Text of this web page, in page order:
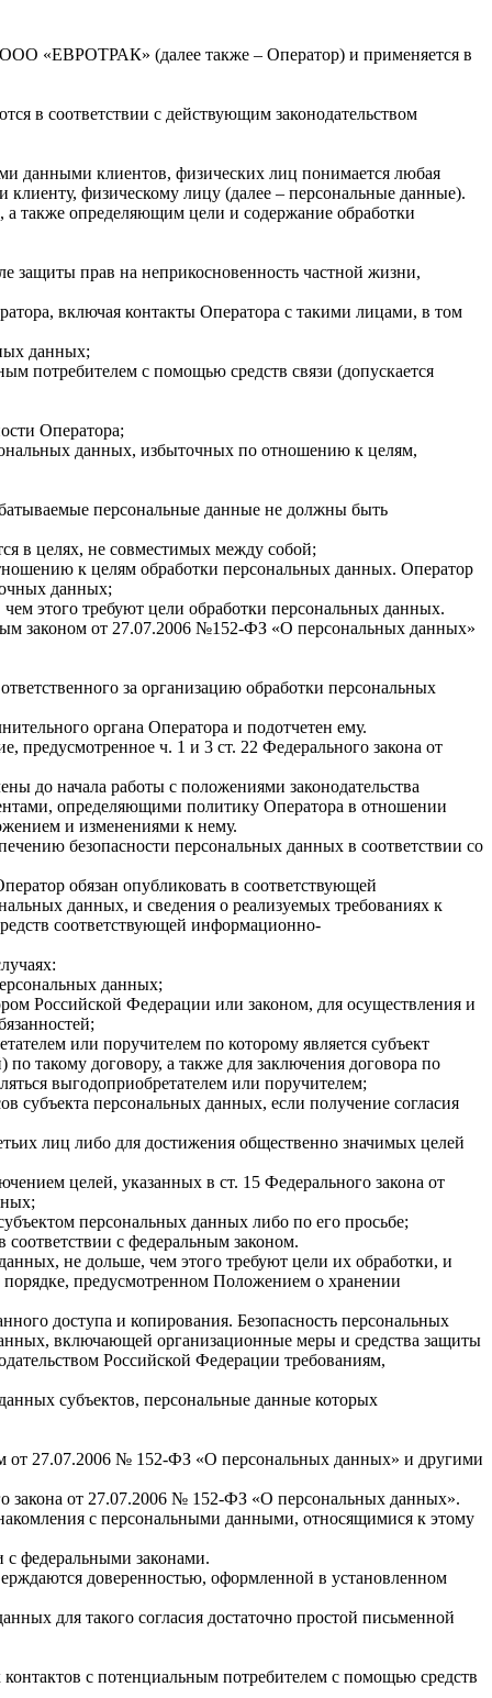
«ЕВРОТРАК» (далее также – Оператор) и применяется в
в соответствии с действующим законодательством
данными клиентов, физических лиц понимается любая
физическому лицу (далее – персональные данные).
определяющим цели и содержание обработки
защиты прав на неприкосновенность частной жизни,
включая контакты Оператора с такими лицами, в том
данных;
потребителем с помощью средств связи (допускается
Оператора;
данных, избыточных по отношению к целям,
персональные данные не должны быть
в целях, не совместимых между собой;
к целям обработки персональных данных. Оператор
данных;
этого требуют цели обработки персональных данных.
законом от 27.07.2006 №152-ФЗ «О персональных данных»
за организацию обработки персональных
органа Оператора и подотчетен ему.
предусмотренное ч. 1 и 3 ст. 22 Федерального закона от
до начала работы с положениями законодательства
определяющими политику Оператора в отношении
и изменениями к нему.
безопасности персональных данных в соответствии со
обязан опубликовать в соответствующей
данных, и сведения о реализуемых требованиях к
соответствующей информационно-
данных;
Российской Федерации или законом, для осуществления и
или поручителем по которому является субъект
такому договору, а также для заключения договора по
выгодоприобретателем или поручителем;
персональных данных, если получение согласия
лиц либо для достижения общественно значимых целей
целей, указанных в ст. 15 Федерального закона от
персональных данных либо по его просьбе;
с федеральным законом.
не дольше, чем этого требуют цели их обработки, и
предусмотренном Положением о хранении
доступа и копирования. Безопасность персональных
включающей организационные меры и средства защиты
Российской Федерации требованиям,
субъектов, персональные данные которых
от 27.07.2006 № 152-ФЗ «О персональных данных» и другими
закона от 27.07.2006 № 152-ФЗ «О персональных данных».
с персональными данными, относящимися к этому
с федеральными законами.
доверенностью, оформленной в установленном
для такого согласия достаточно простой письменной
с потенциальным потребителем с помощью средств